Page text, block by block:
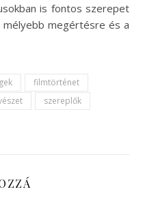
is fontos szerepet
megértésre és a
filmtörténet
szereplők